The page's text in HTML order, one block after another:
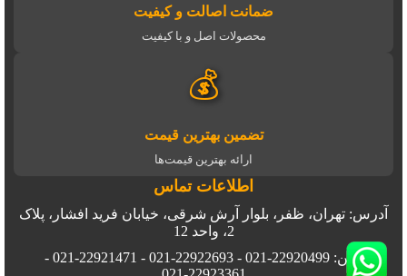
ضمانت اصالت و کیفیت
محصولات اصل و با کیفیت
💰
تضمین بهترین قیمت
ارائه بهترین قیمت‌ها
اطلاعات تماس
آدرس: تهران، ظفر، بلوار آرش شرقی، خیابان فرید افشار، پلاک
2، واحد 12
تلفن: 22920499-021 - 22922693-021 - 22921471-021 -